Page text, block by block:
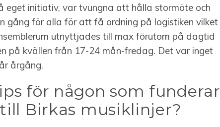
eget initiativ, var tvungna att hålla stormöte och
gång för alla för att få ordning på logistiken vilket
utnyttjades till max förutom på dagtid
på kvällen från 17-24 mån-fredag. Det var inget
årgång.
för någon som funderar
Birkas musiklinjer?